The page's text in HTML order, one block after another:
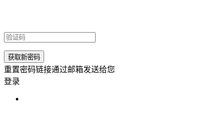
重置密码链接通过邮箱发送给您
登录